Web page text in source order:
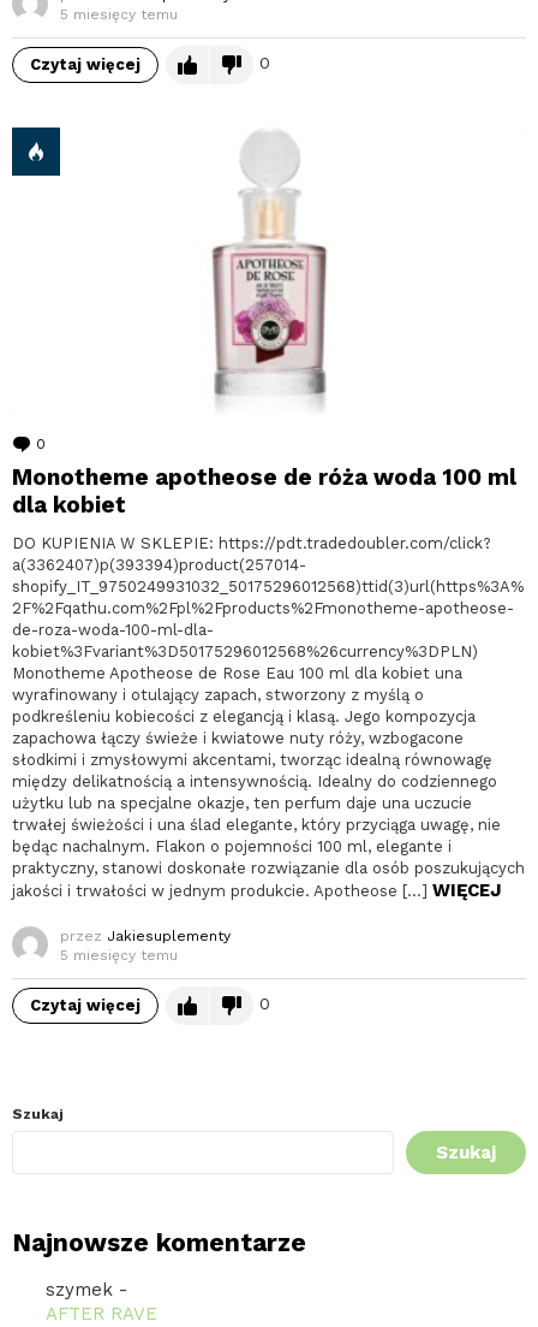
5 miesięcy temu
Czytaj więcej 0
0
Monotheme apotheose de róża woda 100 ml
dla kobiet
DO KUPIENIA W SKLEPIE: https://pdt.tradedoubler.com/click?
a(3362407)p(393394)product(257014-
shopify_IT_9750249931032_50175296012568)ttid(3)url(https%3A%
2F%2Fqathu.com%2Fpl%2Fproducts%2Fmonotheme-apotheose-
de-roza-woda-100-ml-dla-
kobiet%3Fvariant%3D50175296012568%26currency%3DPLN)
Monotheme Apotheose de Rose Eau 100 ml dla kobiet una
wyrafinowany i otulający zapach, stworzony z myślą o
podkreśleniu kobiecości z elegancją i klasą. Jego kompozycja
zapachowa łączy świeże i kwiatowe nuty róży, wzbogacone
słodkimi i zmysłowymi akcentami, tworząc idealną równowagę
między delikatnością a intensywnością. Idealny do codziennego
użytku lub na specjalne okazje, ten perfum daje una uczucie
trwałej świeżości i una ślad elegante, który przyciąga uwagę, nie
będąc nachalnym. Flakon o pojemności 100 ml, elegante i
praktyczny, stanowi doskonałe rozwiązanie dla osób poszukujących
jakości i trwałości w jednym produkcie. Apotheose […] WIĘCEJ
przez Jakiesuplementy
5 miesięcy temu
Czytaj więcej 0
Szukaj
Szukaj
Najnowsze komentarze
szymek -
AFTER RAVE